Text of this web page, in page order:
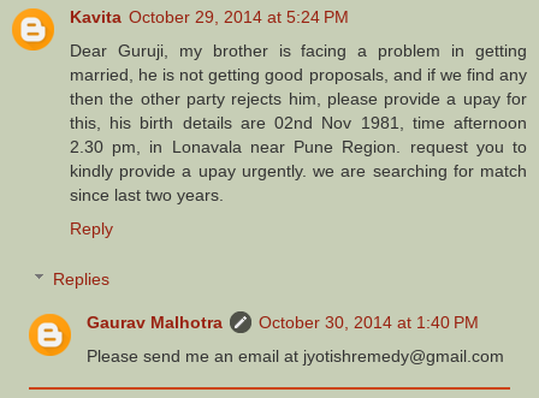
Kavita October 29, 2014 at 5:24 PM
Dear Guruji, my brother is facing a problem in getting
married, he is not getting good proposals, and if we find any
then the other party rejects him, please provide a upay for
this, his birth details are 02nd Nov 1981, time afternoon
2.30 pm, in Lonavala near Pune Region. request you to
kindly provide a upay urgently. we are searching for match
since last two years.
Reply
Replies
Gaurav Malhotra
October 30, 2014 at 1:40 PM
Please send me an email at jyotishremedy@gmail.com